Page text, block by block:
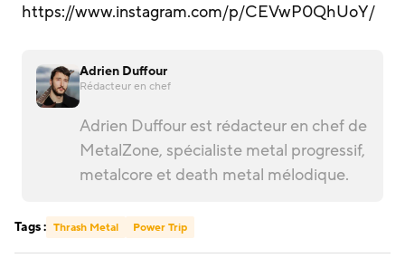
https://www.instagram.com/p/CEVwP0QhUoY/
Adrien Duffour
Rédacteur en chef
Adrien Duffour est rédacteur en chef de
MetalZone, spécialiste metal progressif,
metalcore et death metal mélodique.
Tags : Thrash Metal Power Trip